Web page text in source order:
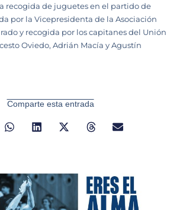
recogida de juguetes en el partido de
por la Vicepresidenta de la Asociación
y recogida por los capitanes del Unión
Oviedo, Adrián Macía y Agustín
Comparte esta entrada